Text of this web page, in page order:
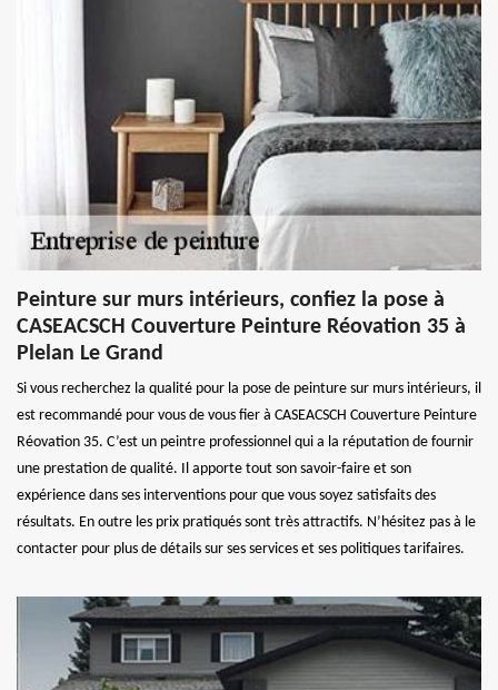
Peinture sur murs intérieurs, confiez la pose à
CASEACSCH Couverture Peinture Réovation 35 à
Plelan Le Grand
Si vous recherchez la qualité pour la pose de peinture sur murs intérieurs, il
est recommandé pour vous de vous fier à CASEACSCH Couverture Peinture
Réovation 35. C’est un peintre professionnel qui a la réputation de fournir
une prestation de qualité. Il apporte tout son savoir-faire et son
expérience dans ses interventions pour que vous soyez satisfaits des
résultats. En outre les prix pratiqués sont très attractifs. N’hésitez pas à le
contacter pour plus de détails sur ses services et ses politiques tarifaires.